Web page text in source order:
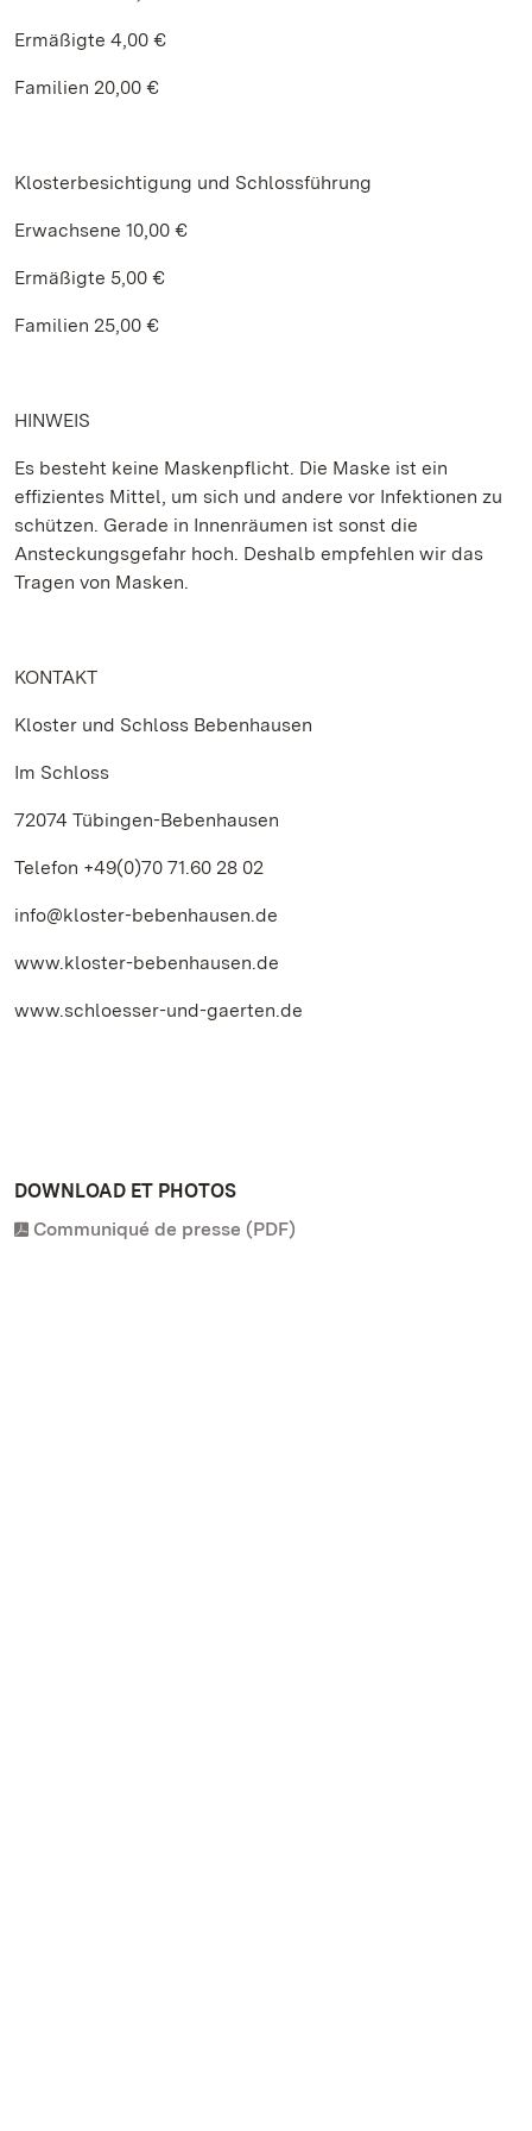
Ermäßigte 4,00 €
Familien 20,00 €
Klosterbesichtigung und Schlossführung
Erwachsene 10,00 €
Ermäßigte 5,00 €
Familien 25,00 €
HINWEIS
Es besteht keine Maskenpflicht. Die Maske ist ein
effizientes Mittel, um sich und andere vor Infektionen zu
schützen. Gerade in Innenräumen ist sonst die
Ansteckungsgefahr hoch. Deshalb empfehlen wir das
Tragen von Masken.
KONTAKT
Kloster und Schloss Bebenhausen
Im Schloss
72074 Tübingen-Bebenhausen
Telefon +49(0)70 71.60 28 02
info@kloster-bebenhausen.de
www.kloster-bebenhausen.de
www.schloesser-und-gaerten.de
DOWNLOAD ET PHOTOS
Communiqué de presse (PDF)